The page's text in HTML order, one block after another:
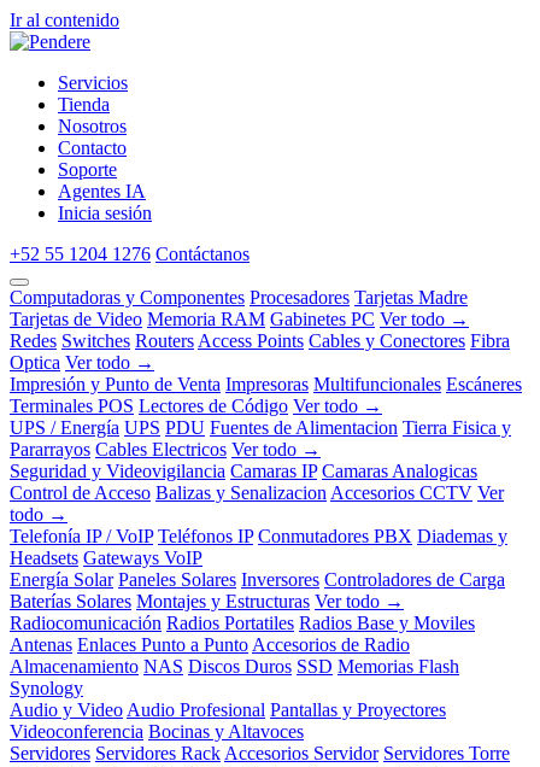
Ir al contenido
Servicios
Tienda
Nosotros
Contacto
Soporte
Agentes IA
Inicia sesión
+52 55 1204 1276 Contáctanos
Computadoras y Componentes Procesadores Tarjetas Madre
Tarjetas de Video Memoria RAM Gabinetes PC Ver todo →
Redes Switches Routers Access Points Cables y Conectores Fibra
Optica Ver todo →
Impresión y Punto de Venta Impresoras Multifuncionales Escáneres
Terminales POS Lectores de Código Ver todo →
UPS / Energía UPS PDU Fuentes de Alimentacion Tierra Fisica y
Pararrayos Cables Electricos Ver todo →
Seguridad y Videovigilancia Camaras IP Camaras Analogicas
Control de Acceso Balizas y Senalizacion Accesorios CCTV Ver
todo →
Telefonía IP / VoIP Teléfonos IP Conmutadores PBX Diademas y
Headsets Gateways VoIP
Energía Solar Paneles Solares Inversores Controladores de Carga
Baterías Solares Montajes y Estructuras Ver todo →
Radiocomunicación Radios Portatiles Radios Base y Moviles
Antenas Enlaces Punto a Punto Accesorios de Radio
Almacenamiento NAS Discos Duros SSD Memorias Flash
Synology
Audio y Video Audio Profesional Pantallas y Proyectores
Videoconferencia Bocinas y Altavoces
Servidores Servidores Rack Accesorios Servidor Servidores Torre